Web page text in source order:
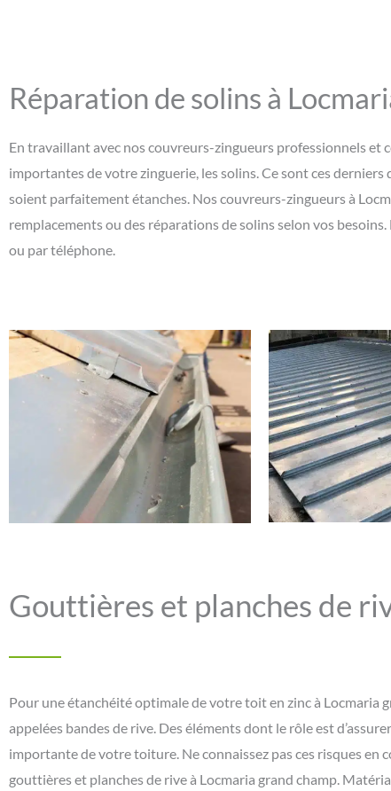
Réparation de solins à
En travaillant avec nos couvreurs-zingueurs professionnels et
importantes de votre zinguerie, les solins. Ce sont ces
soient parfaitement étanches. Nos couvreurs-zingueurs à
remplacements ou des réparations de solins selon vos
ou par téléphone.
Gouttières et planches de
Pour une étanchéité optimale de votre toit en zinc à Locmaria
appelées bandes de rive. Des éléments dont le rôle est
importante de votre toiture. Ne connaissez pas ces risques
gouttières et planches de rive à Locmaria grand champ.